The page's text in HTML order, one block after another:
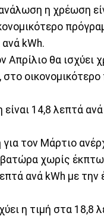
η χρέωση
kWh.
Απρίλιο θα ισχύει
στο
14,8 λεπτά
τον Μάρτιο
χωρίς
ανά kWh με
η τιμή στα 18,8